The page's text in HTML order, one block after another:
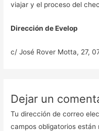
viajar y el proceso del
Dirección de Evelop
c/ José Rover Motta, 27,
Dejar un
Tu dirección de correo
campos obligatorios están